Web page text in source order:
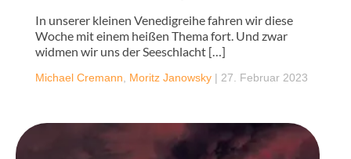
In unserer kleinen Venedigreihe fahren wir diese
Woche mit einem heißen Thema fort. Und zwar
widmen wir uns der Seeschlacht […]
Michael Cremann Moritz Janowsky | 27. Februar 2023